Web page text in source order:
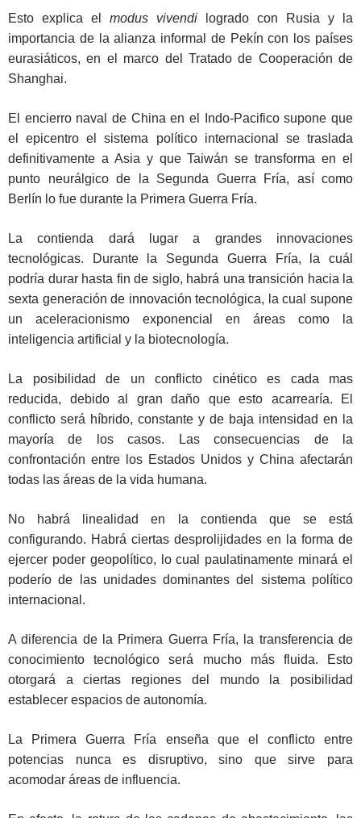
Esto explica el modus vivendi logrado con Rusia y la
importancia de la alianza informal de Pekín con los países
eurasiáticos, en el marco del Tratado de Cooperación de
Shanghai.
El encierro naval de China en el Indo-Pacifico supone que
el epicentro el sistema político internacional se traslada
definitivamente a Asia y que Taiwán se transforma en el
punto neurálgico de la Segunda Guerra Fría, así como
Berlín lo fue durante la Primera Guerra Fría.
La contienda dará lugar a grandes innovaciones
tecnológicas. Durante la Segunda Guerra Fría, la cuál
podría durar hasta fin de siglo, habrá una transición hacia la
sexta generación de innovación tecnológica, la cual supone
un aceleracionismo exponencial en áreas como la
inteligencia artificial y la biotecnología.
La posibilidad de un conflicto cinético es cada mas
reducida, debido al gran daño que esto acarrearía. El
conflicto será híbrido, constante y de baja intensidad en la
mayoría de los casos. Las consecuencias de la
confrontación entre los Estados Unidos y China afectarán
todas las áreas de la vida humana.
No habrá linealidad en la contienda que se está
configurando. Habrá ciertas desprolijidades en la forma de
ejercer poder geopolítico, lo cual paulatinamente minará el
poderío de las unidades dominantes del sistema político
internacional.
A diferencia de la Primera Guerra Fría, la transferencia de
conocimiento tecnológico será mucho más fluida. Esto
otorgará a ciertas regiones del mundo la posibilidad
establecer espacios de autonomía.
La Primera Guerra Fría enseña que el conflicto entre
potencias nunca es disruptivo, sino que sirve para
acomodar áreas de influencia.